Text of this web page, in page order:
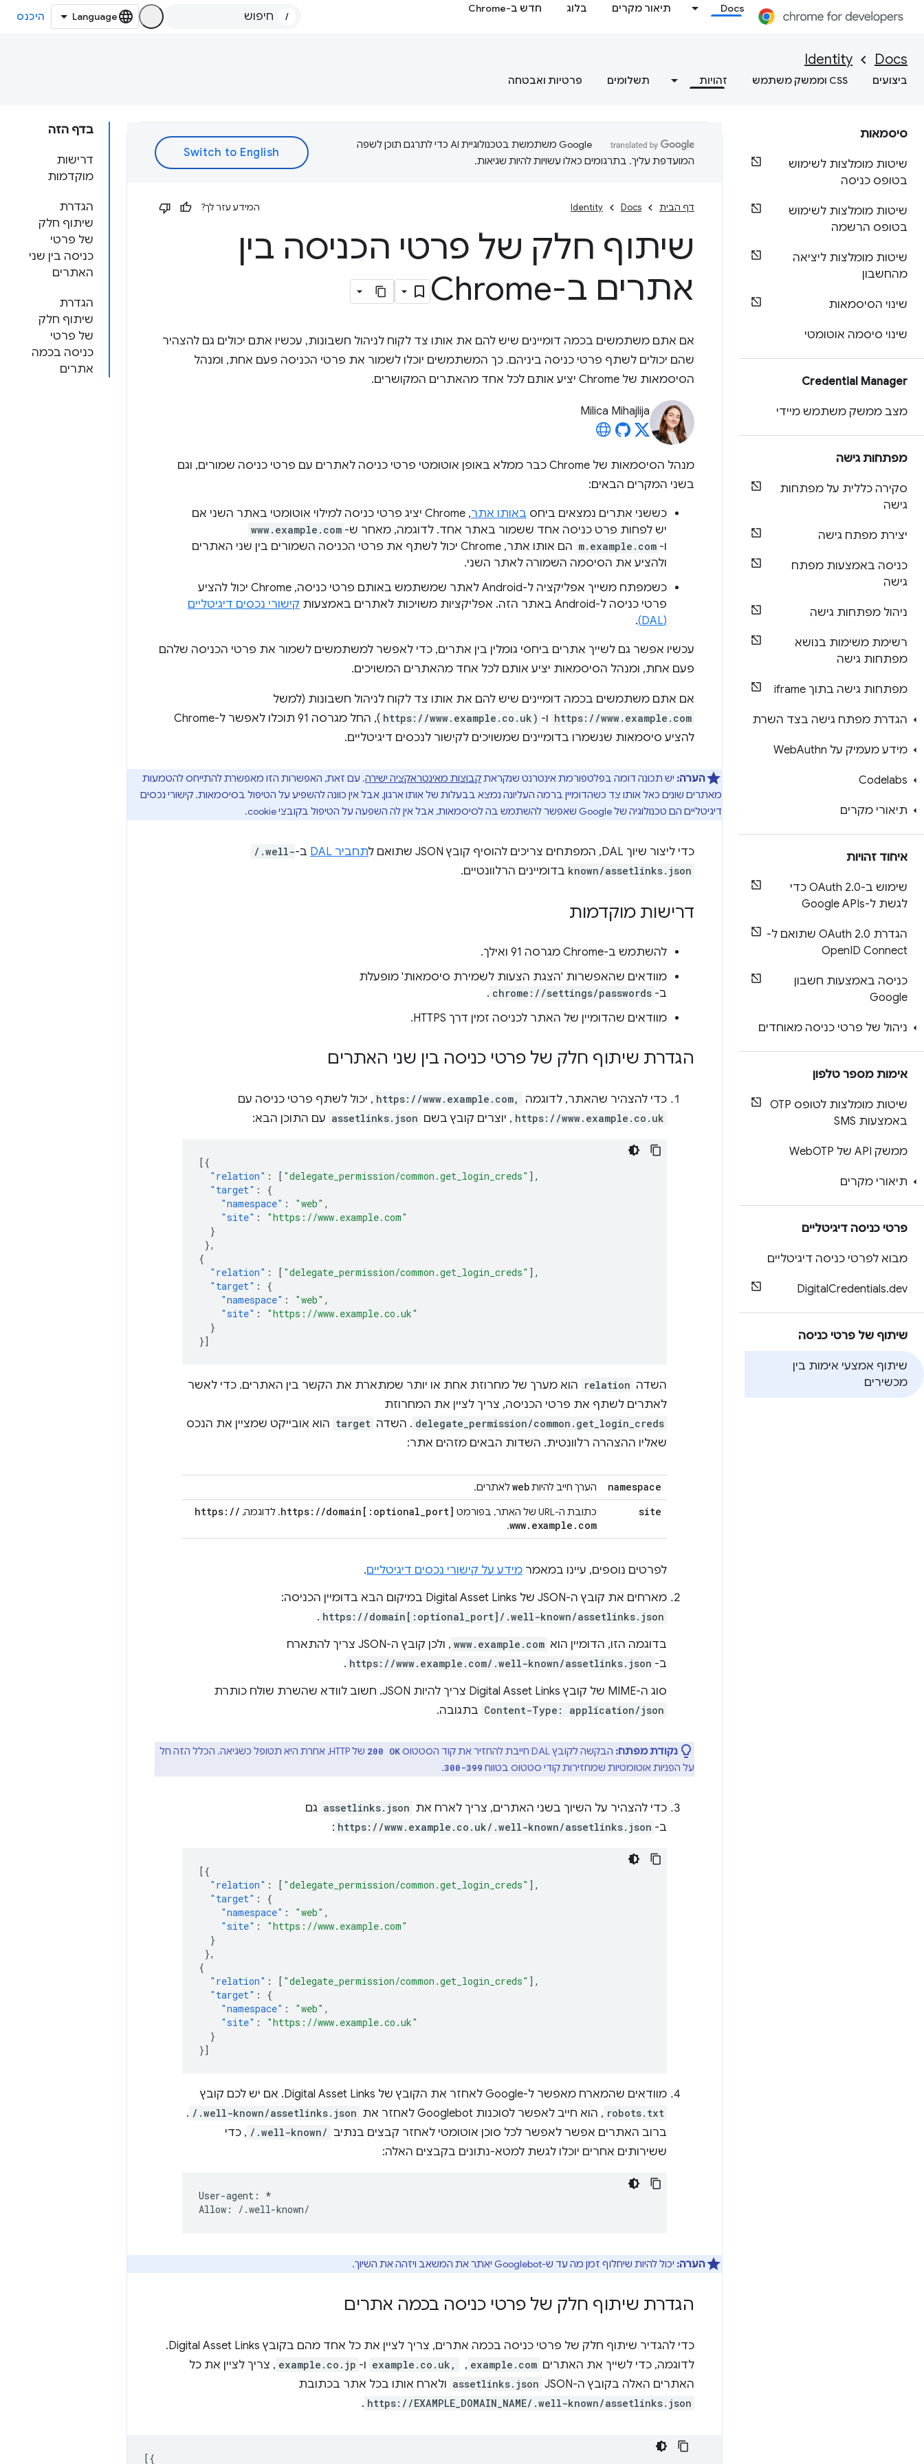
Docs תיאור מקרים בלוג חדש ב-Chrome
/ היכנס
Docs
Identity
ביצועים CSS וממשק משתמש זהויות תשלומים פרטיות ואבטחה
סיסמאות
שיטות מומלצות לשימוש
בטופס כניסה
שיטות מומלצות לשימוש
בטופס הרשמה
שיטות מומלצות ליציאה
מהחשבון
שינוי הסיסמאות
שינוי סיסמה אוטומטי
Credential Manager
מצב ממשק משתמש מיידי
מפתחות גישה
סקירה כללית על מפתחות
גישה
יצירת מפתח גישה
כניסה באמצעות מפתח
גישה
ניהול מפתחות גישה
רשימת משימות בנושא
מפתחות גישה
מפתחות גישה בתוך iframe
הגדרת מפתח גישה בצד השרת
מידע מעמיק על Web Authn
Codelabs
תיאורי מקרים
איחוד זהויות
שימוש ב-OAuth 2 .
0 כדי
לגשת ל-Google APIs
הגדרת OAuth 2 .
0 שתואם ל-
OpenID Connect
כניסה באמצעות חשבון
Google
ניהול של פרטי כניסה מאוחדים
אימות מספר טלפון
שיטות מומלצות לטופס OTP
באמצעות SMS
ממשק API של Web OTP
תיאורי מקרים
פרטי כניסה דיגיטליים
מבוא לפרטי כניסה דיגיטליים
DigitalCredentials.dev
שיתוף של פרטי כניסה
שיתוף אמצעי אימות בין
מכשירים
בדף הזה
דרישות
מוקדמות
הגדרת
שיתוף חלק
של פרטי
כניסה בין שני
האתרים
הגדרת
שיתוף חלק
של פרטי
כניסה בכמה
אתרים
‫Google משתמשת בטכנולוגיית AI כדי לתרגם תוכן לשפה
המועדפת עליך. בתרגומים כאלו עשויות להיות שגיאות.
דף הבית Docs
Identity המידע עזר לך?
שיתוף חלק של פרטי הכניסה בין
אתרים ב-Chrome
אם אתם משתמשים בכמה דומיינים שיש להם את אותו צד לקוח לניהול חשבונות, עכשיו אתם יכולים גם להצהיר
שהם יכולים לשתף פרטי כניסה ביניהם. כך המשתמשים יוכלו לשמור את פרטי הכניסה פעם אחת, ומנהל
הסיסמאות של Chrome יציע אותם לכל אחד מהאתרים המקושרים.
Milica Mihajlija
מנהל הסיסמאות של Chrome כבר ממלא באופן אוטומטי פרטי כניסה לאתרים עם פרטי כניסה שמורים, וגם
בשני המקרים הבאים:
כששני אתרים נמצאים ביחס באותו אתר
, Chrome יציג פרטי כניסה למילוי אוטומטי באתר השני אם
יש לפחות פרט כניסה אחד ששמור באתר אחד. לדוגמה, מאחר ש- www.example.com
ו- m.example.com
הם אותו אתר, Chrome יכול לשתף את פרטי הכניסה השמורים בין שני האתרים
ולהציע את הסיסמה השמורה לאתר השני.
כשמפתח משייך אפליקציה ל-Android לאתר שמשתמש באותם פרטי כניסה, Chrome יכול להציע
פרטי כניסה ל-Android באתר הזה. אפליקציות משויכות לאתרים באמצעות
קישורי נכסים דיגיטליים
(DAL)
.
עכשיו אפשר גם לשייך אתרים ביחסי גומלין בין אתרים, כדי לאפשר למשתמשים לשמור את פרטי הכניסה שלהם
פעם אחת, ומנהל הסיסמאות יציע אותם לכל אחד מהאתרים המשויכים.
אם אתם משתמשים בכמה דומיינים שיש להם את אותו צד לקוח לניהול חשבונות (למשל
https://www.example.com ו- https://www.example.co.uk)
), החל מגרסה 91 תוכלו לאפשר ל-Chrome
להציע סיסמאות שנשמרו בדומיינים שמשויכים לקישור לנכסים דיגיטליים.
הערה: יש תכונה דומה בפלטפורמת אינטרנט שנקראתקבוצות מאינטראקציה ישירה. עם זאת, האפשרות הזו מאפשרת להתייחס להטמעות
מאתרים שונים כאל אותו צד כשהדומיין ברמה העליונה נמצא בבעלות של אותו ארגון, אבל אין כוונה להשפיע על הטיפול בסיסמאות. קישורי נכסים
דיגיטליים הם טכנולוגיה של Google שאפשר להשתמש בה לסיסמאות, אבל אין לה השפעה על הטיפול בקובצי cookie.
כדי ליצור שיוך DAL, המפתחים צריכים להוסיף קובץ JSON שתואם ל תחביר DAL ב-/.well-
known/assetlinks.json בדומיינים הרלוונטיים.
דרישות מוקדמות
להשתמש ב-Chrome מגרסה 91 ואילך.
מוודאים שהאפשרות 'הצגת הצעות לשמירת סיסמאות' מופעלת
ב- chrome://settings/passwords
.
מוודאים שהדומיין של האתר לכניסה זמין דרך HTTPS.
הגדרת שיתוף חלק של פרטי כניסה בין שני האתרים
כדי להצהיר שהאתר, לדוגמה https://www.example.com, , יכול לשתף פרטי כניסה עם
https://www.example.co.uk , יוצרים קובץ בשם assetlinks.json עם התוכן הבא:
[{
"relation" : [ "delegate_permission/common.get_login_creds" ],
"target" :
{
"namespace" : "web" ,
"site" :
"https://www.example.com"
}
},
{
"relation" : [ "delegate_permission/common.get_login_creds" ],
"target" :
{
"namespace" : "web" ,
"site" :
"https://www.example.co.uk"
}
}]
השדה relation הוא מערך של מחרוזת אחת או יותר שמתארת את הקשר בין האתרים. כדי לאשר
לאתרים לשתף את פרטי הכניסה, צריך לציין את המחרוזת
delegate_permission/common.get_login_creds . השדה target הוא אובייקט שמציין את הנכס
שאליו ההצהרה רלוונטית. השדות הבאים מזהים אתר:
namespace הערך חייב להיותwebלאתרים.
site כתובת ה-URL של האתר, בפורמט https: //domain [: optional_port] . לדוגמה, https: //
www. example . com
.
לפרטים נוספים, עיינו במאמר מידע על קישורי נכסים דיגיטליים.
מארחים את קובץ ה-JSON של Digital Asset Links במיקום הבא בדומיין הכניסה:
https://domain[:optional_port]/.well-known/assetlinks.json
.
בדוגמה הזו, הדומיין הוא www.example.com
, ולכן קובץ ה-JSON צריך להתארח
ב- https://www.example.com/.well-known/assetlinks.json
.
סוג ה-MIME של קובץ Digital Asset Links צריך להיות JSON. חשוב לוודא שהשרת שולח כותרת
Content-Type: application/json בתגובה.
נקודת מפתח: הבקשה לקובץ DAL חייבת להחזיר את קוד הסטטוס 200 OK
של HTTP, אחרת היא תטופל כשגיאה. הכלל הזה חל
על הפניות אוטומטיות שמחזירות קודי סטטוס בטווח 300-399
.
כדי להצהיר על השיוך בשני האתרים, צריך לארח את assetlinks.json גם
ב- https://www.example.co.uk/.well-known/assetlinks.json
:
[{
"relation" : [ "delegate_permission/common.get_login_creds" ],
"target" :
{
"namespace" : "web" ,
"site" :
"https://www.example.com"
}
},
{
"relation" : [ "delegate_permission/common.get_login_creds" ],
"target" :
{
"namespace" : "web" ,
"site" :
"https://www.example.co.uk"
}
}]
מוודאים שהמארח מאפשר ל-Google לאחזר את הקובץ של Digital Asset Links. אם יש לכם קובץ
robots.txt , הוא חייב לאפשר לסוכנות Googlebot לאחזר את /.well-known/assetlinks.json
.
ברוב האתרים אפשר לאפשר לכל סוכן אוטומטי לאחזר קבצים בנתיב /.well-known/ , כדי
ששירותים אחרים יוכלו לגשת למטא-נתונים בקבצים האלה:
User-agent: *
הערה: יכול להיות שיחלוף זמן מה עד ש-Googlebot יאתר את המשאב ויזהה את השיוך.
הגדרת שיתוף חלק של פרטי כניסה בכמה אתרים
כדי להגדיר שיתוף חלק של פרטי כניסה בכמה אתרים, צריך לציין את כל אחד מהם בקובץ Digital Asset Links.
לדוגמה, כדי לשייך את האתרים example.com
, ‏
example.co.uk, ו- example.co.jp , צריך לציין את כל
האתרים האלה בקובץ ה-JSON
assetlinks.json ולארח אותו בכל אתר בכתובת
https://EXAMPLE_DOMAIN_NAME/.well-known/assetlinks.json
.
[{